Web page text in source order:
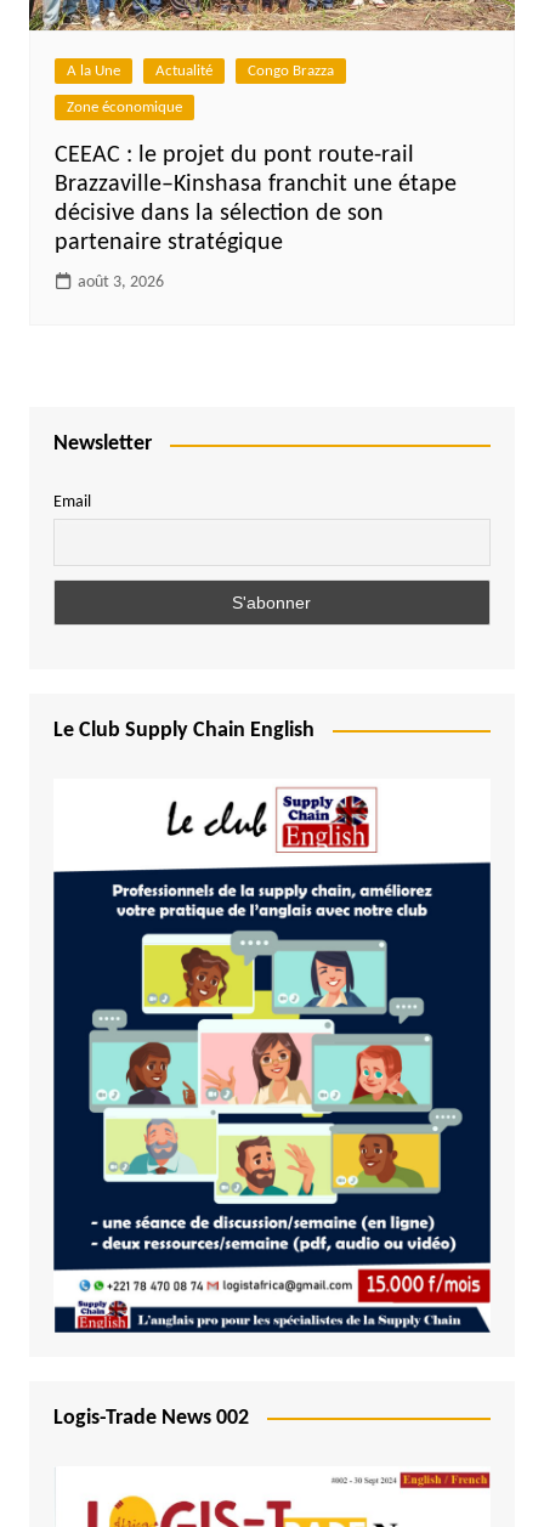
A la Une Actualité Congo Brazza
Zone économique
CEEAC : le projet du pont route-rail
Brazzaville–Kinshasa franchit une étape
décisive dans la sélection de son
partenaire stratégique
août 3, 2026
Newsletter
Email
Le Club Supply Chain English
Logis-Trade News 002